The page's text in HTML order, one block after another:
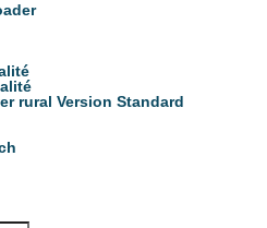
rural Version Standard